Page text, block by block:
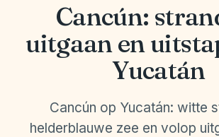
Cancún:
uitgaan en
Yucatán
Cancún op Yucatán: witte
helderblauwe zee en volop